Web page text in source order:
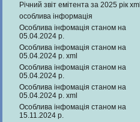
Річний звіт емітента за 2025 рік xml
особлива інформація
Особлива інфомація станом на
05.04.2024 р.
Особлива інфомація станом на
05.04.2024 р. xml
Особлива інфомація станом на
05.04.2024 р.
Особлива інфомація станом на
05.04.2024 р. xml
Особлива інфомація станом на
15.11.2024 р.